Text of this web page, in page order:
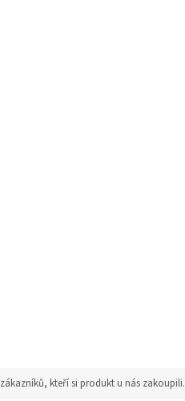
kteří si produkt u nás zakoupili.